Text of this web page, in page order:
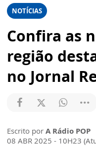
NOTÍCIAS
Confira as
região
no Jornal
Escrito por A Rádio POP
08 ABR 2025 - 10H23